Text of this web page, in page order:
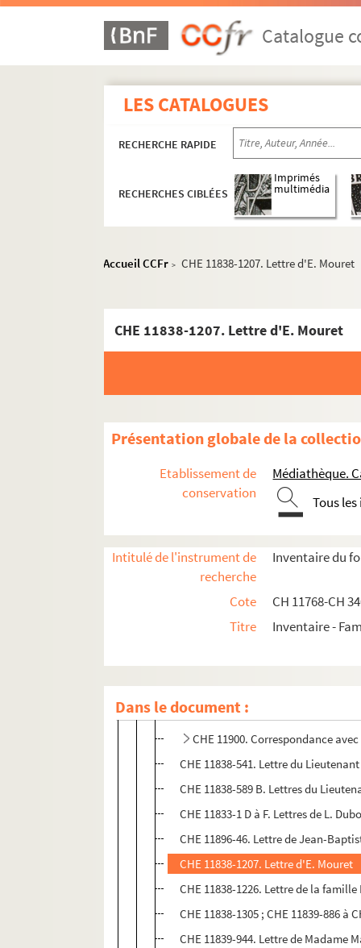
Catalogue
LES CATALOGUES
RECHERCHE RAPIDE
RECHERCHES CIBLÉES
Imprimés
multimédia
Accueil CCFr > CHE 11838-1207. Lettre d'E. Mouret
CHE 11838-1207. Lettre d'E. Mouret
Présentation globale de la
Etablissement de
conservation
Médiathèque.
Tous
Intitulé de l'instrument de
recherche
Inventaire du
Cote
CH 11768-CH
Titre
Inventaire -
Dans le document :
Documents administratifs, juridiques,
Formation et carrière professionnelle
Correspondance Constantin-Xavier
Correspondance de Madeleine de
Correspondance d'André de Chénier
Correspondance de M. Gabriel de
Correspondance d'Élisa de Chénier,
34007. Correspondance avec
Lettres adressées à Elisa de Chénier
CHE 11794-4 à CHE 11794-8 ; CHE
CHE 11838-492 . Lettre de David
CHE 11839-465. Lettre de Madame
CHE 11900. Correspondance
CHE 11838-541. Lettre du
CHE 11838-589 B. Lettres du
CHE 11833-1 D à F. Lettres de L.
CHE 11896-46. Lettre de Jean-
CHE 11838-1207. Lettre d'E. Mouret
CHE 11838-1226. Lettre de la
CHE 11838-1305 ; CHE 11839-886 à
CHE 11839-944. Lettre de Madame